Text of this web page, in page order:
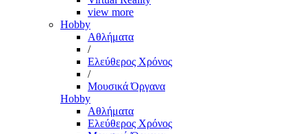
view more
Hobby
Αθλήματα
/
Ελεύθερος Χρόνος
/
Μουσικά Όργανα
Hobby
Αθλήματα
Ελεύθερος Χρόνος